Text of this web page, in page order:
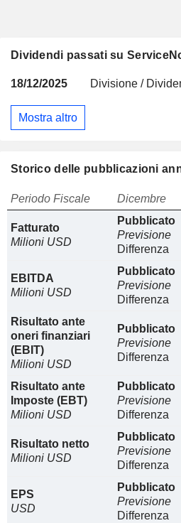
Dividendi passati su
18/12/2025 Divisione /
Mostra altro
Storico delle pubblicazioni
Periodo Fiscale Dicembre
Fatturato
Milioni USD
Pubblicato
Previsione
Differenza
EBITDA
Milioni USD
Pubblicato
Previsione
Differenza
Risultato ante
oneri finanziari
(EBIT)
Milioni USD
Pubblicato
Previsione
Differenza
Risultato ante
Imposte (EBT)
Milioni USD
Pubblicato
Previsione
Differenza
Risultato netto
Milioni USD
Pubblicato
Previsione
Differenza
EPS
USD
Pubblicato
Previsione
Differenza